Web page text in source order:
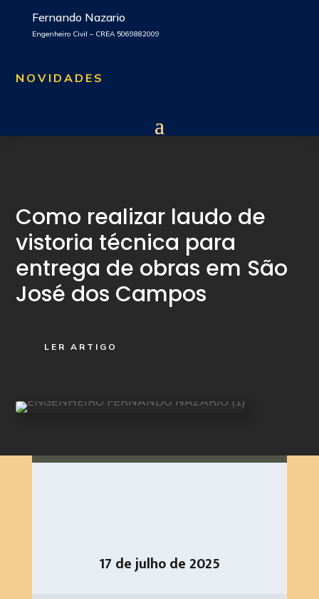
Fernando Nazario
Engenheiro Civil – CREA 5069882009
NOVIDADES
Como realizar laudo de
vistoria técnica para
entrega de obras em São
José dos Campos
LER ARTIGO
17 de julho de 2025